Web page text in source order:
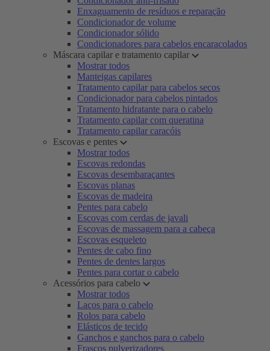
Enxaguamento de resíduos e reparação
Condicionador de volume
Condicionador sólido
Condicionadores para cabelos encaracolados
Máscara capilar e tratamento capilar
Mostrar todos
Manteigas capilares
Tratamento capilar para cabelos secos
Condicionador para cabelos pintados
Tratamento hidratante para o cabelo
Tratamento capilar com queratina
Tratamento capilar caracóis
Escovas e pentes
Mostrar todos
Escovas redondas
Escovas desembaraçantes
Escovas planas
Escovas de madeira
Pentes para cabelo
Escovas com cerdas de javali
Escovas de massagem para a cabeça
Escovas esqueleto
Pentes de cabo fino
Pentes de dentes largos
Pentes para cortar o cabelo
Acessórios para cabelo
Mostrar todos
Laços para o cabelo
Rolos para cabelo
Elásticos de tecido
Ganchos e ganchos para o cabelo
Frascos pulverizadores